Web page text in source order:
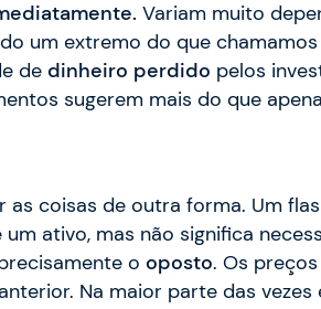
Variam muito
um extremo do que
de dinheiro perdido pelos
sugerem mais do que
as coisas de outra forma. Um
um ativo, mas não significa
o oposto. Os
Na maior parte das